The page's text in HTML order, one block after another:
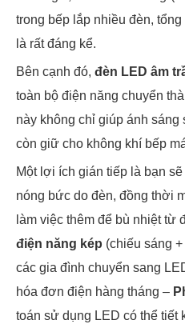
trong bếp lắp nhiều đèn,
là rất đáng kể.
Bên cạnh đó, đèn LED âm
toàn bộ điện năng chuyển
này không chỉ giúp ánh sáng
còn giữ cho không khí bếp
Một lợi ích gián tiếp là bạn
nóng bức do đèn, đồng thời
làm việc thêm để bù nhiệt từ
điện năng kép (chiếu sáng
các gia đình chuyển sang
hóa đơn điện hàng tháng –
toán sử dụng LED có thể tiết